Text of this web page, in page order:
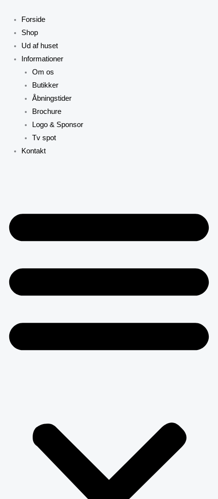
indholdet
Forside
Shop
Ud af huset
Informationer
Om os
Butikker
Åbningstider
Brochure
Logo & Sponsor
Tv spot
Kontakt